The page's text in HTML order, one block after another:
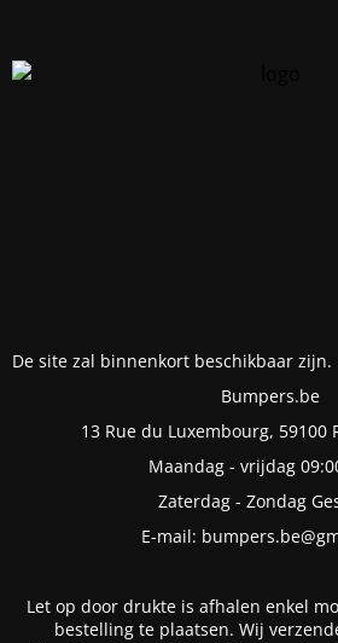
De site zal binnenkort beschikbaar
Bumpers.be
13 Rue du Luxembourg, 59100
Maandag - vrijdag
Zaterdag - Zondag
E-mail:
Let op door drukte is afhalen enkel
bestelling te plaatsen. Wij